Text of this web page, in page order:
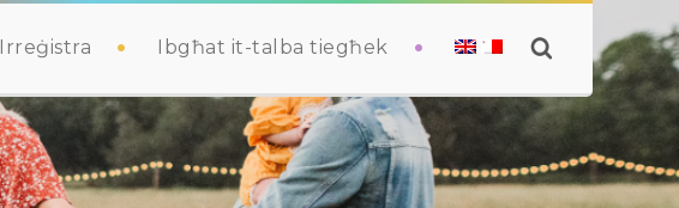
Irreġistra Ibgħat it-talba tiegħek